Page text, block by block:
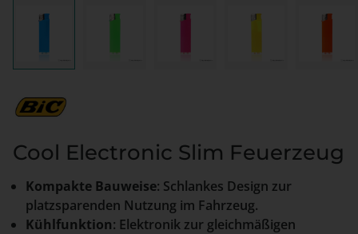
Cool Electronic Slim Feuerzeug
Kompakte Bauweise: Schlankes Design zur
platzsparenden Nutzung im Fahrzeug.
Kühlfunktion: Elektronik zur gleichmäßigen